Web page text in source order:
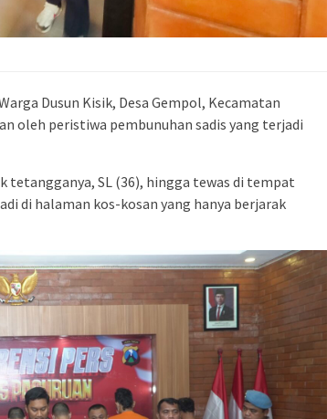
Dusun Kisik, Desa Gempol, Kecamatan
oleh peristiwa pembunuhan sadis yang terjadi
tetangganya, SL (36), hingga tewas di tempat
di halaman kos-kosan yang hanya berjarak